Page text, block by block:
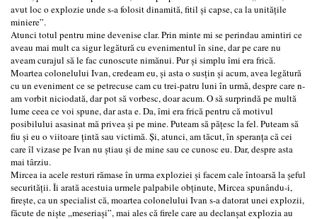
avut loc o explozie unde s-a folosit dinamită, fitil şi capse, ca la unităţile
miniere”.
Atunci totul pentru mine devenise clar. Prin minte mi se perindau amintiri ce
aveau mai mult ca sigur legătură cu evenimentul în sine, dar pe care nu
aveam curajul să le fac cunoscute nimănui. Pur şi simplu îmi era frică.
Moartea colonelului Ivan, credeam eu, şi asta o susţin şi acum, avea legătură
cu un eveniment ce se petrecuse cam cu trei-patru luni în urmă, despre care n-
am vorbit niciodată, dar pot să vorbesc, doar acum. O să surprindă pe multă
lume ceea ce voi spune, dar asta e. Da, îmi era frică pentru că motivul
posibilului asasinat mă privea şi pe mine. Puteam să păţesc la fel. Puteam să
fiu şi eu o viitoare ţintă sau victimă. Şi, atunci, am tăcut, în speranţa că cei
care îl vizase pe Ivan nu ştiau şi de mine sau ce cunosc eu. Dar, despre asta
mai târziu.
Mircea ia acele resturi rămase în urma exploziei şi facem cale întoarsă la şeful
securităţii. Îi arată acestuia urmele palpabile obţinute, Mircea spunându-i,
fireşte, ca un specialist că, moartea colonelului Ivan s-a datorat unei explozii,
făcute de nişte „meseriaşi”, mai ales că firele care au declanşat explozia au